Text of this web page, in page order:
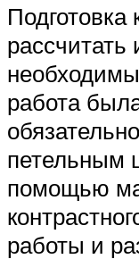
рассчитать
работа
петельным
помощью
работы и